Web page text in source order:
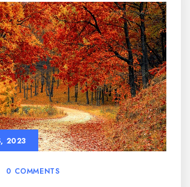
2023
0 COMMENTS